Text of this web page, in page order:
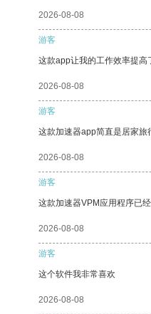
2026-08-08
游客
这款app让我的工作效率提高
2026-08-08
游客
这款加速器app简直是居家旅
2026-08-08
游客
这款加速器VPM应用程序已
2026-08-08
游客
这个软件我非常喜欢
2026-08-08